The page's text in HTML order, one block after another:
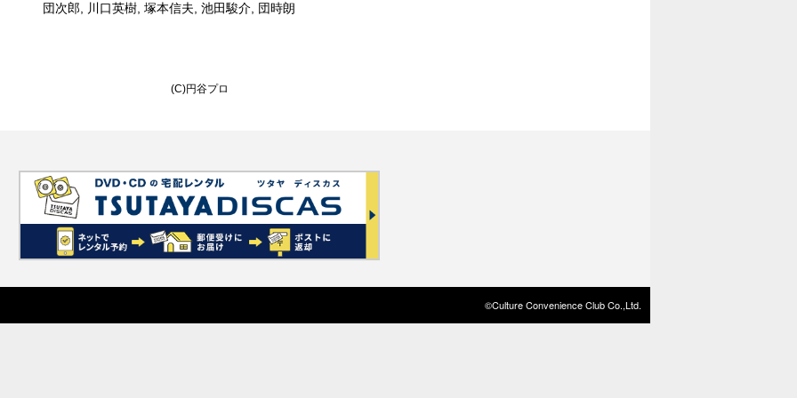
団次郎, 川口英樹, 塚本信夫, 池田駿介, 団時朗
(C)円谷プロ
©Culture Convenience Club Co.,Ltd.